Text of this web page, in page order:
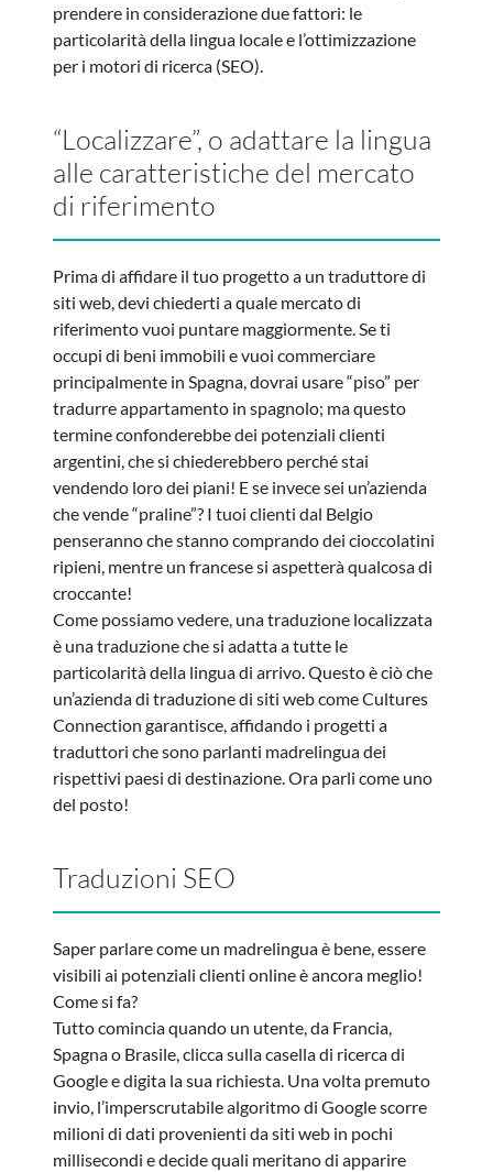
prendere in considerazione due fattori: le
particolarità della lingua locale e l’ottimizzazione
per i motori di ricerca (SEO).
“Localizzare”, o adattare la lingua
alle caratteristiche del mercato
di riferimento
Prima di affidare il tuo progetto a un traduttore di
siti web, devi chiederti a quale mercato di
riferimento vuoi puntare maggiormente. Se ti
occupi di beni immobili e vuoi commerciare
principalmente in Spagna, dovrai usare “piso” per
tradurre appartamento in spagnolo; ma questo
termine confonderebbe dei potenziali clienti
argentini, che si chiederebbero perché stai
vendendo loro dei piani! E se invece sei un’azienda
che vende “praline”? I tuoi clienti dal Belgio
penseranno che stanno comprando dei cioccolatini
ripieni, mentre un francese si aspetterà qualcosa di
croccante!
Come possiamo vedere, una traduzione localizzata
è una traduzione che si adatta a tutte le
particolarità della lingua di arrivo. Questo è ciò che
un’azienda di traduzione di siti web come Cultures
Connection garantisce, affidando i progetti a
traduttori che sono parlanti madrelingua dei
rispettivi paesi di destinazione. Ora parli come uno
del posto!
Traduzioni SEO
Saper parlare come un madrelingua è bene, essere
visibili ai potenziali clienti online è ancora meglio!
Come si fa?
Tutto comincia quando un utente, da Francia,
Spagna o Brasile, clicca sulla casella di ricerca di
Google e digita la sua richiesta. Una volta premuto
invio, l’imperscrutabile algoritmo di Google scorre
milioni di dati provenienti da siti web in pochi
millisecondi e decide quali meritano di apparire